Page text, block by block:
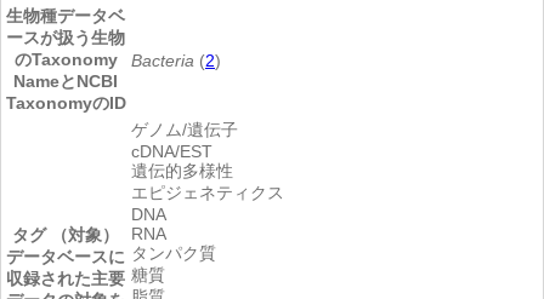
生物種データベ
ースが扱う生物
のTaxonomy
NameとNCBI
TaxonomyのID
Bacteria (2)
タグ （対象）
データベースに
収録された主要
ゲノム/遺伝子
cDNA/EST
遺伝的多様性
エピジェネティクス
DNA
RNA
タンパク質
糖質